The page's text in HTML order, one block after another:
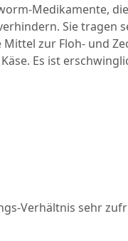
Medikamente,
Sie
zur Floh- und
Es ist
Verhältnis sehr